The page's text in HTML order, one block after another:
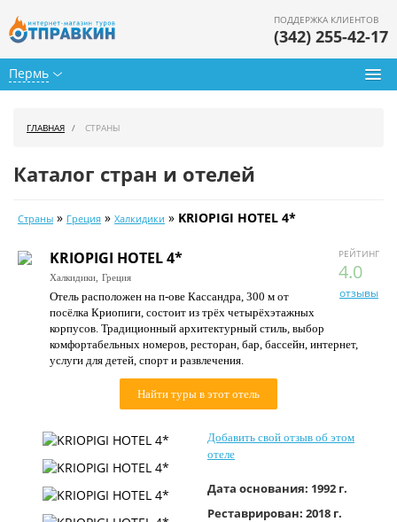
Пермь
ПОДДЕРЖКА КЛИЕНТОВ
(342) 255-42-17
Календарь туров
Цены дня
Страны
Как купить
ГЛАВНАЯ СТРАНЫ
Каталог стран и отелей
Страны » Греция » Халкидики » KRIOPIGI HOTEL 4*
РЕЙТИНГ
4.0
отзывы
KRIOPIGI HOTEL 4*
Халкидики, Греция
Отель расположен на п-ове Кассандра, 300 м от
посёлка Криопиги, состоит из трёх четырёхэтажных
корпусов. Традиционный архитектурный стиль, выбор
комфортабельных номеров, ресторан, бар, бассейн, интернет,
услуги для детей, спорт и развлечения.
Найти туры в этот отель
Добавить свой отзыв об этом
отеле
Дата основания: 1992 г.
Реставрирован: 2018 г.